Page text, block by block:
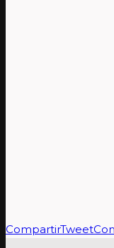
CompartirTweet